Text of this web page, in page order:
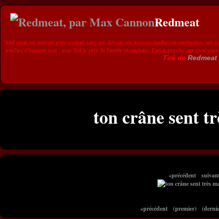
Redmeat
Red meat, un univers gore couleur sang qui dévoile ses longues jambes ensanglantées, ses
touches d'humour noir : avec Ted le père de famille exemplaire, Earl le psycho aux gros
Tiré de Redmeat
ton crâne sent
«précédent
«précédent (premier)